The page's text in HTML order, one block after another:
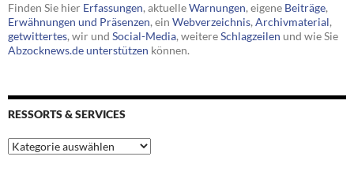
Finden Sie hier Erfassungen, aktuelleWarnungen, eigene Beiträge,
Erwähnungen und Präsenzen, ein Webverzeichnis, Archivmaterial,
getwittertes, wir und Social-Media, weitereSchlagzeilen und wie Sie
Abzocknews.de unterstützen können.
RESSORTS & SERVICES
Ressorts
&